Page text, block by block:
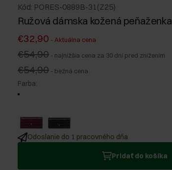
Kód: PORES-0889B-31(Z25)
Ružová dámska kožená peňaženka
€32,90 - Aktuálna cena
€54,90 - najnižšia cena za 30 dní pred znížením
€54,90 - bežná cena
Farba:
Odoslanie do 1 pracovného dňa
Pridať do košíka